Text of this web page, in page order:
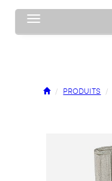
Toggle navigation
PRODUITS